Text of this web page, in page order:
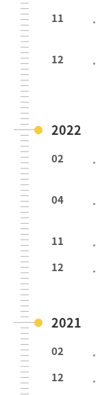
11
12
2022
02
04
11
12
2021
02
12